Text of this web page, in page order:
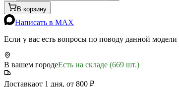
В корзину
Написать в MAX
Если у вас есть вопросы по поводу данной
В вашем городеЕсть на складе (669 шт.)
Доставкаот 1 дня, от 800 ₽